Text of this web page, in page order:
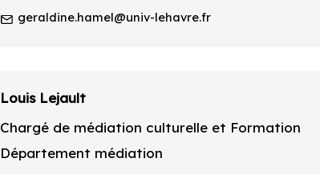
geraldine.hamel@univ-lehavre.fr
Louis Lejault
Chargé de médiation culturelle et Formation
Département médiation